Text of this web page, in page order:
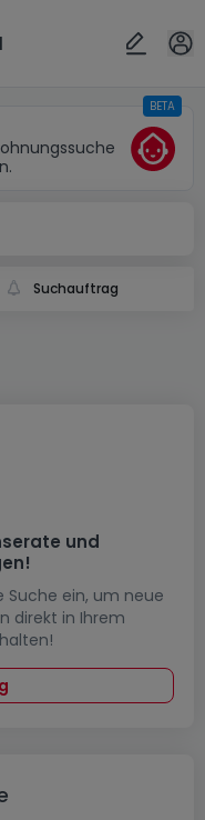
BETA
Suchauftrag
und
Suche ein, um neue
direkt in Ihrem
ok